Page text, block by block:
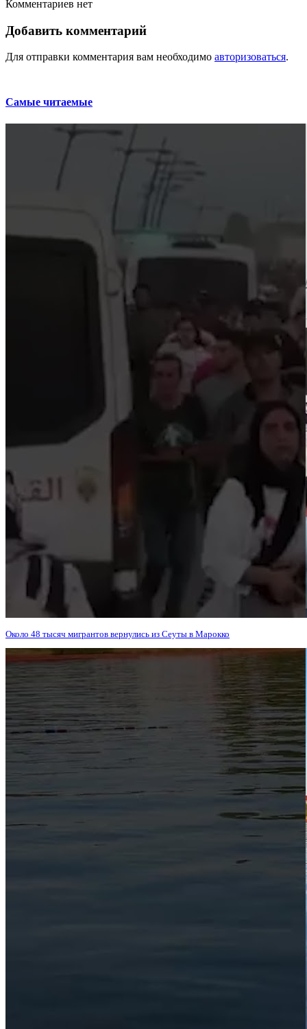
Комментариев нет
Добавить комментарий
Для отправки комментария вам необходимо авторизоваться.
Самые читаемые
Около 48 тысяч мигрантов вернулись из Сеуты в Марокко